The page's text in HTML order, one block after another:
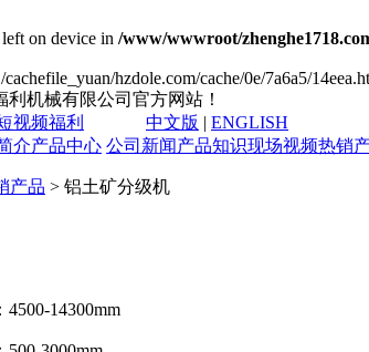
on device in /www/wwwroot/
hzdole.com/cache/0e/7a6a5/
机械有限公司官方网站！
视频福利 中文版 | ENGLISH
介产品中心 公司新闻产品知识现场视频热销
产品 > 铝土矿分级机
14300mm